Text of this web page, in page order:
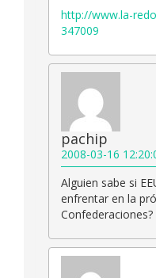
http://www.la-
347009
pachip
2008-03-16
Alguien sabe si
enfrentar en la
Confederaciones?